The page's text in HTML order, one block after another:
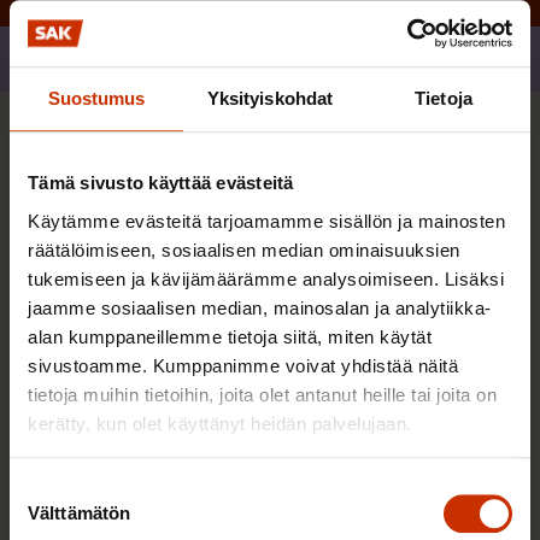
Suostumus Yksityiskohdat Tietoja
Tämä sivusto käyttää evästeitä
Käytämme evästeitä tarjoamamme sisällön ja mainosten
räätälöimiseen, sosiaalisen median ominaisuuksien
tukemiseen ja kävijämäärämme analysoimiseen. Lisäksi
jaamme sosiaalisen median, mainosalan ja analytiikka-
alan kumppaneillemme tietoja siitä, miten käytät
sivustoamme. Kumppanimme voivat yhdistää näitä
tietoja muihin tietoihin, joita olet antanut heille tai joita on
kerätty, kun olet käyttänyt heidän palvelujaan.
valinta
Välttämätön
TASA-ARVO JA YHDENVERTAISUUS